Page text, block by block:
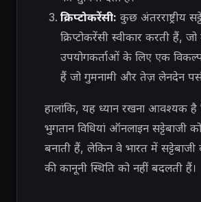
क्रिप्टोकरेंसी: कुछ अंतरराष्ट्रीय
क्रिप्टोकरेंसी स्वीकार करती हैं,
उपयोगकर्ताओं के लिए एक विकल्प
हैं जो गुमनामी और तेज़ लेनदेन
हालांकि, यह ध्यान रखना आवश्यक है
भुगतान विधियां ऑनलाइन सट्टेबाजी
बनाती हैं, लेकिन वे भारत में सट्टेबाजी
की कानूनी स्थिति को नहीं बदलती हैं।